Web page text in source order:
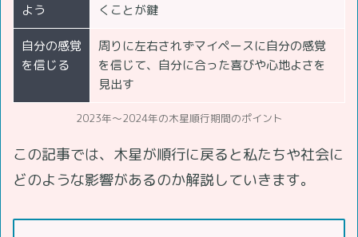
よう
くことが鍵
自分の感覚
を信じる
周りに左右されずマイペースに自分の感覚
を信じて、自分に合った喜びや心地よさを
見出す
2023年～2024年の木星順行期間のポイント
この記事では、木星が順行に戻ると私たちや社会に
どのような影響があるのか解説していきます。